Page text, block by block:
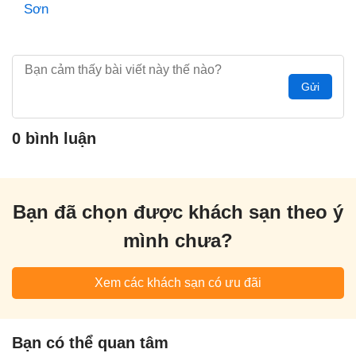
Sơn
Gửi
0 bình luận
Bạn đã chọn được khách sạn theo ý
mình chưa?
Xem các khách sạn có ưu đãi
Bạn có thể quan tâm